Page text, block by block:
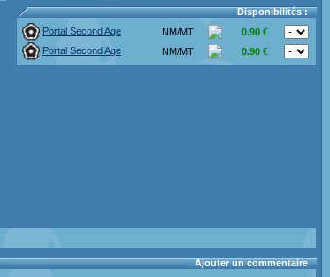
Disponibilités :
Portal Second Age
NM/MT
0.90 €
Portal Second Age
NM/MT 0.90 €
Ajouter un commentaire